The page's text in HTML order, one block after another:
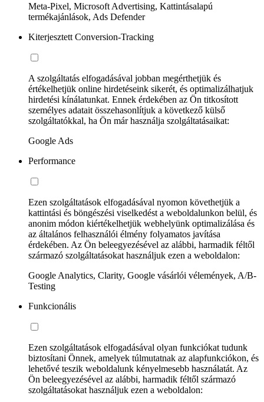
Meta-Pixel, Microsoft Advertising, Kattintásalapú
termékajánlások, Ads Defender
Kiterjesztett Conversion-Tracking
A szolgáltatás elfogadásával jobban megérthetjük és
értékelhetjük online hirdetéseink sikerét, és optimalizálhatjuk
hirdetési kínálatunkat. Ennek érdekében az Ön titkosított
személyes adatait összehasonlítjuk a következő külső
szolgáltatókkal, ha Ön már használja szolgáltatásaikat:
Google Ads
Performance
Ezen szolgáltatások elfogadásával nyomon követhetjük a
kattintási és böngészési viselkedést a weboldalunkon belül, és
anonim módon kiértékelhetjük webhelyünk optimalizálása és
az általános felhasználói élmény folyamatos javítása
érdekében. Az Ön beleegyezésével az alábbi, harmadik féltől
származó szolgáltatásokat használjuk ezen a weboldalon:
Google Analytics, Clarity, Google vásárlói vélemények, A/B-
Testing
Funkcionális
Ezen szolgáltatások elfogadásával olyan funkciókat tudunk
biztosítani Önnek, amelyek túlmutatnak az alapfunkciókon, és
lehetővé teszik weboldalunk kényelmesebb használatát. Az
Ön beleegyezésével az alábbi, harmadik féltől származó
szolgáltatásokat használjuk ezen a weboldalon: